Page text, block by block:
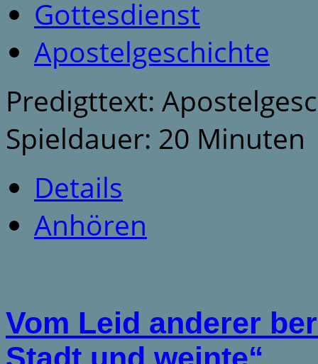
Gottesdienst
Apostelgeschichte
Predigttext:
Spieldauer: 20 Minuten
Details
Anhören
Vom Leid anderer